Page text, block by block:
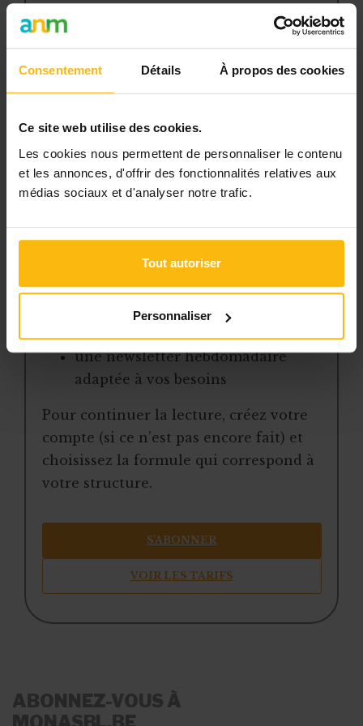
Consentement Détails À propos des cookies
Ce site web utilise des cookies.
Les cookies nous permettent de personnaliser le contenu
et les annonces, d'offrir des fonctionnalités relatives aux
médias sociaux et d'analyser notre trafic.
Tout autoriser
Personnaliser
un accès complet à des ressources
pratiques et à une expertise actualisée
pour gérer efficacement votre ASBL.
Avec votre abonnement, vous
l’accès libre à l’ensemble des
contenus du site
des articles, dossiers et conseils
la veille sur les lois, règles et
jurisprudence
une boîte à outils avec des
modèles et ressources
téléchargeables
une newsletter hebdomadaire
adaptée à vos besoins
Pour continuer la lecture, créez votre
compte (si ce n’est pas encore fait) et
choisissez la formule qui correspond à
votre structure.
S’ABONNER
VOIR LES TARIFS
ABONNEZ-VOUS À